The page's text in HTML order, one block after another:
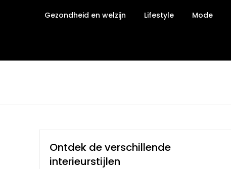
Gezondheid en welzijn Lifestyle Mode
Ontdek de verschillende
interieurstijlen